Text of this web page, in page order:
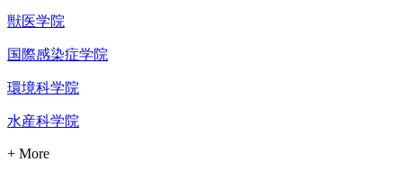
獣医学院
国際感染症学院
環境科学院
水産科学院
+ More